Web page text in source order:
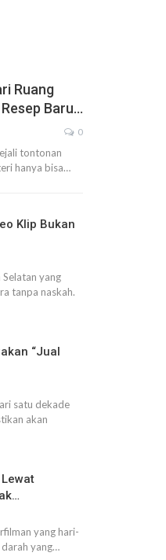
Ruang
Baru…
0
tontonan
hanya bisa…
Klip Bukan
yang
tanpa naskah.
“Jual
satu dekade
akan
yang hari-
yang…